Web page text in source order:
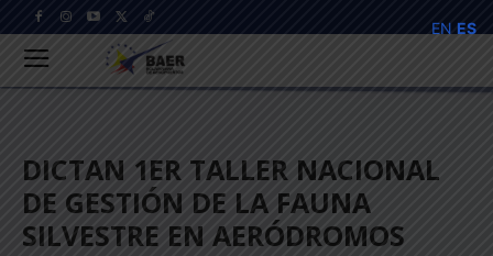
DICTAN 1ER TALLER NACIONAL
DE GESTIÓN DE LA FAUNA
SILVESTRE EN AERÓDROMOS
EN ES